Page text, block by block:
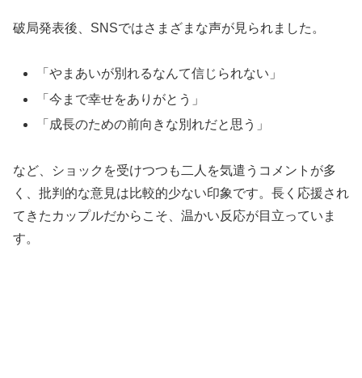
破局発表後、SNSではさまざまな声が見られました。
「やまあいが別れるなんて信じられない」
「今まで幸せをありがとう」
「成長のための前向きな別れだと思う」
など、ショックを受けつつも二人を気遣うコメントが多
く、批判的な意見は比較的少ない印象です。長く応援され
てきたカップルだからこそ、温かい反応が目立っていま
す。